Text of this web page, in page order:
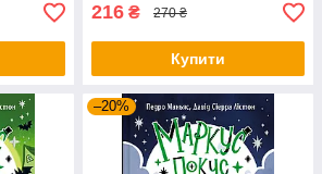
216 ₴ 270 ₴
Купити
–20%